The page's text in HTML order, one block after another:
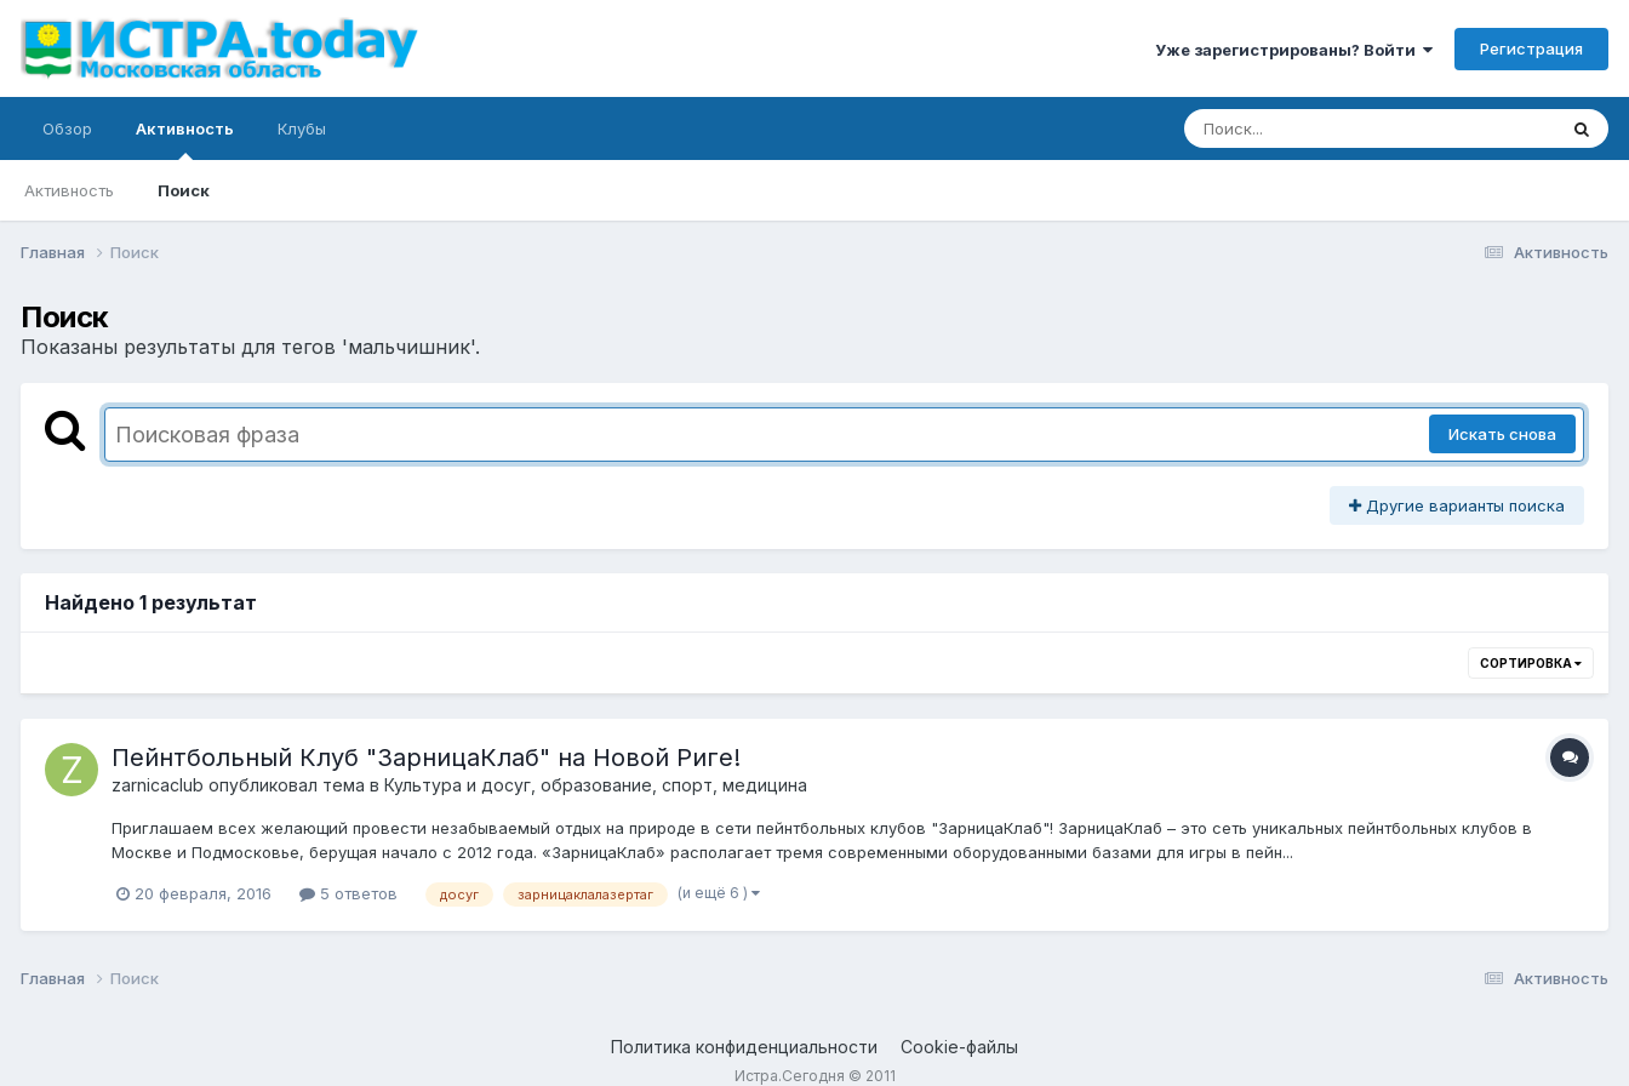
Уже зарегистрированы? Войти Регистрация
Обзор Активность
Активность Поиск
Клубы
Активность
Главная Поиск
Поиск
Показаны результаты для тегов 'мальчишник'.
Искать снова
Другие варианты поиска
Найдено 1 результат
СОРТИРОВКА
Пейнтбольный Клуб "ЗарницаКлаб" на Новой Риге!
zarnicaclub опубликовал тема в Культура и досуг, образование, спорт, медицина
Приглашаем всех желающий провести незабываемый отдых на природе в сети пейнтбольных клубов "ЗарницаКлаб"! ЗарницаКлаб – это сеть уникальных пейнтбольных клубов в
Москве и Подмосковье, берущая начало с 2012 года. «ЗарницаКлаб» располагает тремя современными оборудованными базами для игры в пейн...
20 февраля, 2016 5 ответов досуг зарницаклалазертаг (и ещё 6 )
Активность
Главная Поиск
Политика конфиденциальности Cookie-файлы
Истра.Сегодня © 2011